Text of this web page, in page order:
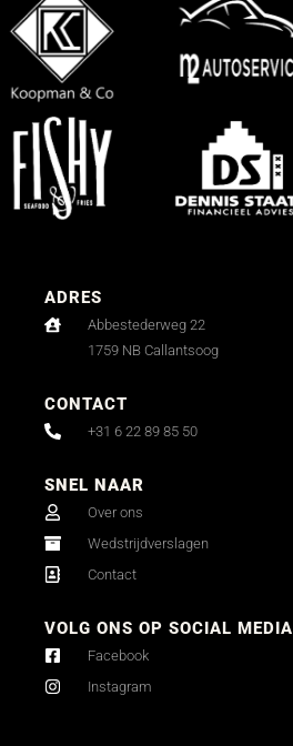
ADRES
Abbestederweg 22
1759 NB Callantsoog
CONTACT
+31 6 22 89 85 50
SNEL NAAR
Over ons
Wedstrijdverslagen
Contact
VOLG ONS OP SOCIAL MEDIA
Facebook
Instagram